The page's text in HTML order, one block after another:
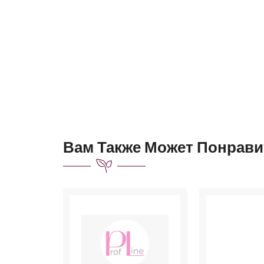
Вам Также Может